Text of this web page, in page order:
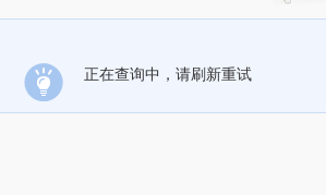
正在查询中，请刷新重试